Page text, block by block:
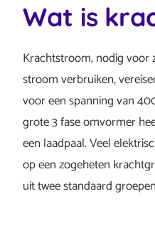
Wat is
Krachtstroom, nodig voor
stroom verbruiken,
voor een spanning van
grote 3 fase omvormer
een laadpaal. Veel
op een zogeheten
uit twee standaard